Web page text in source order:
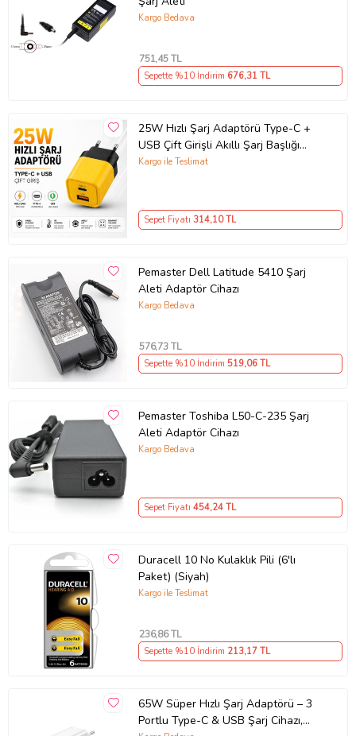
Kargo Bedava
751,45 TL
Sepette %10 İndirim 676,31 TL
25W Hızlı Şarj Adaptörü Type-C +
USB Çift Girişli Akıllı Şarj Başlığı
Kompakt Tasarım
Kargo ile Teslimat
Sepet Fiyatı 314,10 TL
Pemaster Dell Latitude 5410 Şarj
Aleti Adaptör Cihazı
Kargo Bedava
576,73 TL
Sepette %10 İndirim 519,06 TL
Pemaster Toshiba L50-C-235 Şarj
Aleti Adaptör Cihazı
Kargo Bedava
Sepet Fiyatı 454,24 TL
Duracell 10 No Kulaklık Pili (6'lı
Paket) (Siyah)
Kargo ile Teslimat
236,86 TL
Sepette %10 İndirim 213,17 TL
65W Süper Hızlı Şarj Adaptörü – 3
Portlu Type-C & USB Şarj Cihazı,